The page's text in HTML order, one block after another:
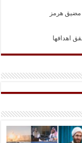
مضيق هرمز
اهدافها